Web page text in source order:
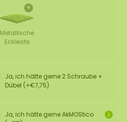
+
Metallische
Eckleiste
Ja, ich hätte gerne 2 Schraube +
Dübel (+€7,75)
Ja, ich hätte gerne AkMOStico